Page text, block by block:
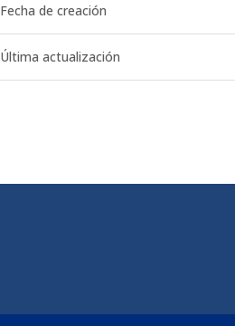
Fecha de creación
Última actualización